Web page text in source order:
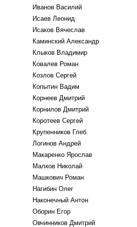
Иванов Василий
Исаев Леонид
Исаков Вячеслав
Каминский Александр
Клыков Владимир
Ковалев Роман
Козлов Сергей
Копытин Вадим
Корнеев Дмитрий
Корнилов Дмитрий
Коротеев Сергей
Крупенников Глеб
Логинов Андрей
Макаренко Ярослав
Малков Николай
Машкович Роман
Нагибин Олег
Наконечный Антон
Оборин Егор
Овчинников Дмитрий